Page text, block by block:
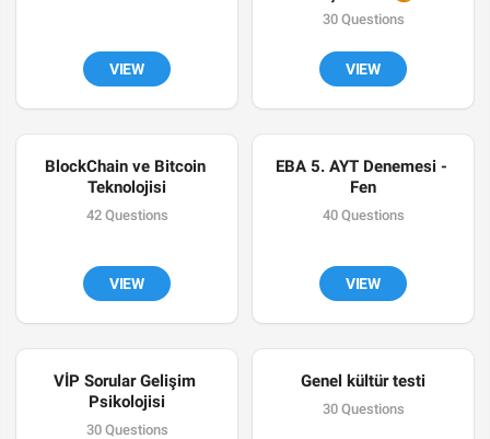
VIEW
30 Questions
VIEW
BlockChain ve Bitcoin
Teknolojisi
42 Questions
VIEW
EBA 5. AYT Denemesi -
Fen
40 Questions
VIEW
VİP Sorular Gelişim
Psikolojisi
30 Questions
Genel kültür testi
30 Questions